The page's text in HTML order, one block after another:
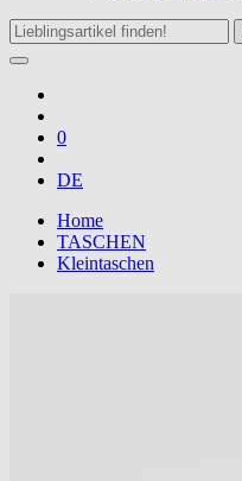
0
DE
Home
TASCHEN
Kleintaschen